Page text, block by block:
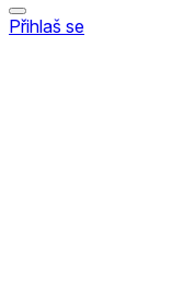
Přihlaš se